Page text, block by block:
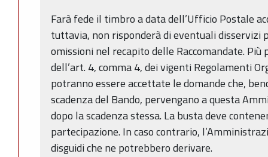
Farà fede il timbro a data dell’Ufficio Postale
tuttavia, non risponderà di eventuali disservizi
omissioni nel recapito delle Raccomandate.
dell’art. 4, comma 4, dei vigenti Regolamenti
potranno essere accettate le domande che,
scadenza del Bando, pervengano a questa
dopo la scadenza stessa. La busta deve
partecipazione. In caso contrario,
disguidi che ne potrebbero derivare.